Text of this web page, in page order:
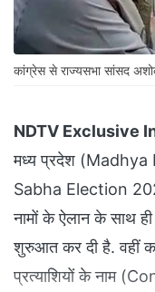
कांग्रेस से राज्यसभा सांसद
NDTV Exclusive
मध्य प्रदेश (Madhya
Sabha Election
नामों के ऐलान के साथ ही
शुरुआत कर दी है. वहीं
प्रत्याशियों के नाम